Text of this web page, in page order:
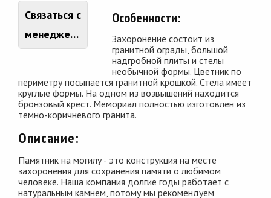
Связаться с
менеджером
Особенности:
Захоронение состоит из
гранитной ограды, большой
надгробной плиты и стелы
необычной формы. Цветник по
периметру посыпается гранитной крошкой. Стела имеет
круглые формы. На одном из возвышений находится
бронзовый крест. Мемориал полностью изготовлен из
темно-коричневого гранита.
Описание:
Памятник на могилу - это конструкция на месте
захоронения для сохранения памяти о любимом
человеке. Наша компания долгие годы работает с
натуральным камнем, потому мы рекомендуем